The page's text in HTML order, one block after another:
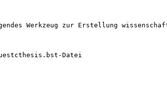
Werkzeug zur Erstellung
Datei